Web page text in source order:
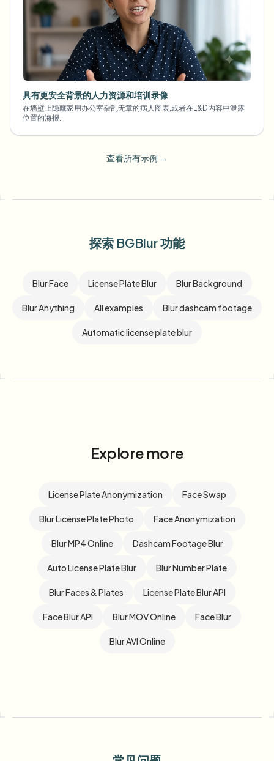
具有更安全背景的人力资源和培训录像
在墙壁上隐藏家用办公室杂乱无章的病人图表,或者在L&D内容中泄露
位置的海报.
查看所有示例 →
探索 BGBlur 功能
Blur Face License Plate Blur Blur Background
Blur Anything All examples Blur dashcam footage
Automatic license plate blur
Explore more
License Plate Anonymization Face Swap
Blur License Plate Photo Face Anonymization
Blur MP4 Online Dashcam Footage Blur
Auto License Plate Blur Blur Number Plate
Blur Faces & Plates License Plate Blur API
Face Blur API Blur MOV Online Face Blur
Blur AVI Online